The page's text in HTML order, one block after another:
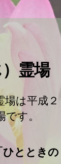
霊場
は平成２
す。
とときの